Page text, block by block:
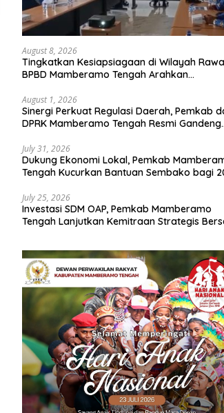
August 8, 2026
Tingkatkan Kesiapsiagaan di Wilayah
BPBD Mamberamo Tengah Arahkan
August 1, 2026
Sinergi Perkuat Regulasi Daerah, Pemkab
DPRK Mamberamo Tengah Resmi Gandeng
July 31, 2026
Dukung Ekonomi Lokal, Pemkab
Tengah Kucurkan Bantuan Sembako bagi
July 25, 2026
Investasi SDM OAP, Pemkab Mamberamo
Tengah Lanjutkan Kemitraan Strategis